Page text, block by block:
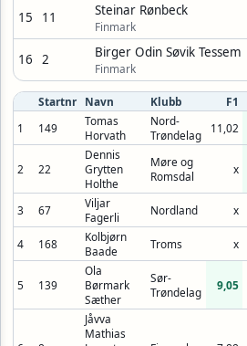
15 11 Steinar Rønbeck
Finmark
16 2 Birger Odin Søvik Tessem
Finmark
Startnr Navn Klubb F1
1
149
Tomas
Horvath
Nord-
Trøndelag
11,02
2 22
Dennis
Grytten
Holthe
Møre og
Romsdal
x
3 67
Viljar
Fagerli
Nordland x
4 168
Kolbjørn
Baade
Troms x
5 139
Ola
Børmark
Sæther
Sør-
Trøndelag
9,05
Jåvva
Mathias